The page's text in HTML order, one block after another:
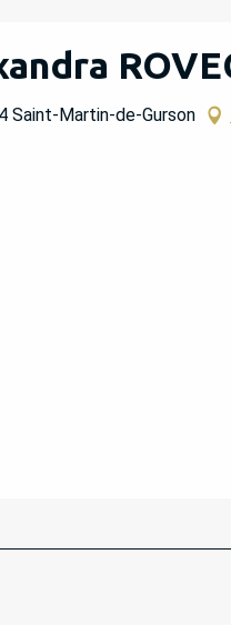
Saint-Martin-de-Gurson